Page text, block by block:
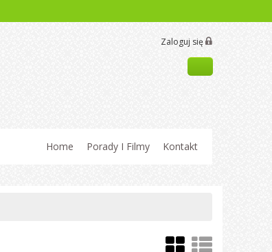
Home Porady I Filmy Kontakt
Zaloguj się